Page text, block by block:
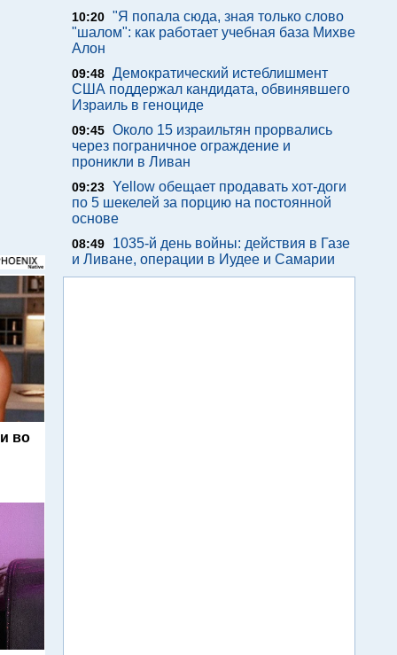
во
10:20 "Я попала сюда, зная только слово
"шалом": как работает учебная база Михве
Алон
09:48 Демократический истеблишмент
США поддержал кандидата, обвинявшего
Израиль в геноциде
09:45 Около 15 израильтян прорвались
через пограничное ограждение и
проникли в Ливан
09:23 Yellow обещает продавать хот-доги
по 5 шекелей за порцию на постоянной
основе
08:49
1035-й день войны: действия в Газе
и Ливане, операции в Иудее и Самарии